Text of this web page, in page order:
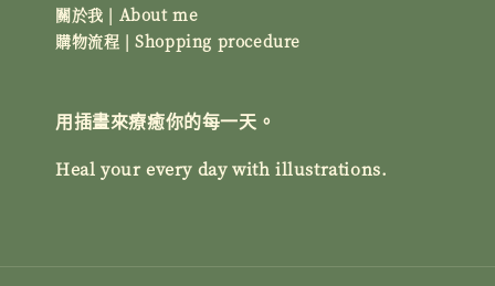
關於我 | About me
購物流程 | Shopping procedure
用插畫來療癒你的每一天。
Heal your every day with illustrations.